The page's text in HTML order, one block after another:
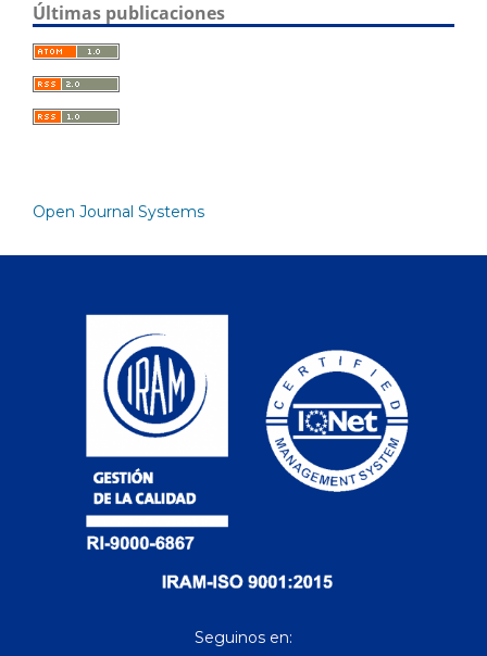
Últimas publicaciones
Open Journal Systems
Seguinos en: